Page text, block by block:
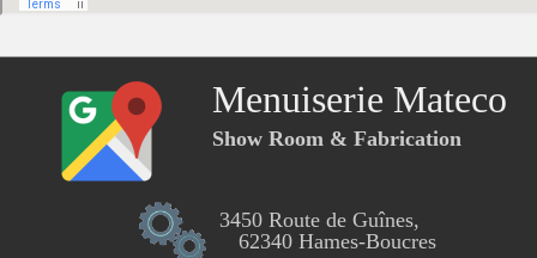
Menuiserie Mateco
Show Room & Fabrication
3450 Route de Guînes,
62340 Hames-Boucres